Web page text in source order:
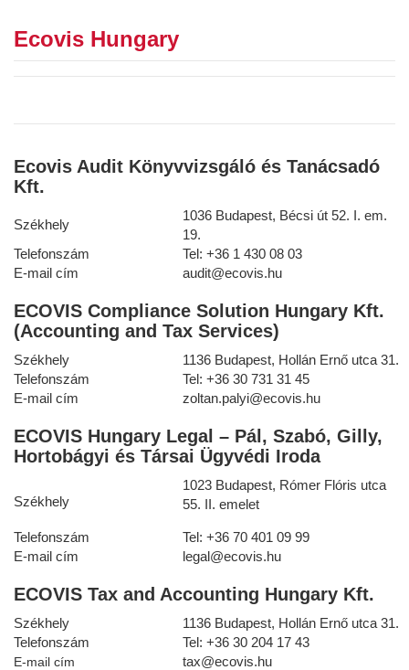
Ecovis Hungary
Ecovis Audit Könyvvizsgáló és Tanácsadó
Kft.
Székhely
1036 Budapest, Bécsi út 52. I. em.
19.
Telefonszám
Tel: +36 1 430 08 03
E-mail cím
audit@ecovis.hu
ECOVIS Compliance Solution Hungary Kft.
(Accounting and Tax Services)
Székhely
1136 Budapest, Hollán Ernő utca 31.
Telefonszám
Tel: +36 30 731 31 45
E-mail cím
zoltan.palyi@ecovis.hu
ECOVIS Hungary Legal – Pál, Szabó, Gilly,
Hortobágyi és Társai Ügyvédi Iroda
Székhely
1023 Budapest, Rómer Flóris utca
55. II. emelet
Telefonszám Tel: +36 70 401 09 99
E-mail cím
legal@ecovis.hu
ECOVIS Tax and Accounting Hungary Kft.
Székhely
1136 Budapest, Hollán Ernő utca 31.
Telefonszám
Tel: +36 30 204 17 43
E-mail cím tax@ecovis.hu